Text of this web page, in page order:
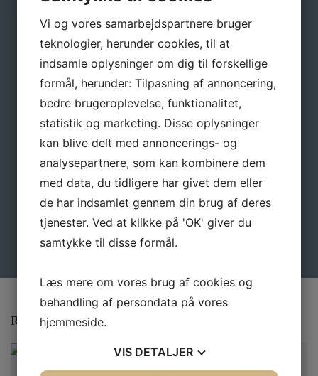
Navn *
E-mail *
Relaterede varer
Vi og vores samarbejdspartnere bruger
teknologier, herunder cookies, til at
indsamle oplysninger om dig til forskellige
formål, herunder: Tilpasning af annoncering,
bedre brugeroplevelse, funktionalitet,
statistik og marketing. Disse oplysninger
kan blive delt med annoncerings- og
analysepartnere, som kan kombinere dem
med data, du tidligere har givet dem eller
de har indsamlet gennem din brug af deres
tjenester. Ved at klikke på 'OK' giver du
samtykke til disse formål.
Læs mere om vores brug af cookies og
behandling af persondata på vores
hjemmeside.
VIS DETALJER